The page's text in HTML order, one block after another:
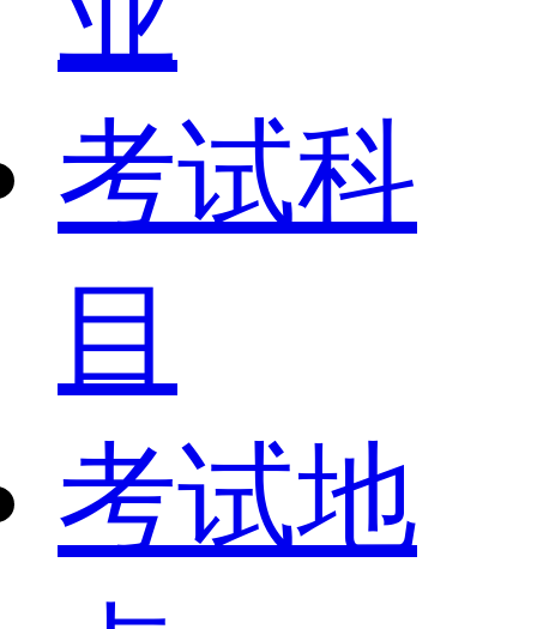
考试科
目
考试地